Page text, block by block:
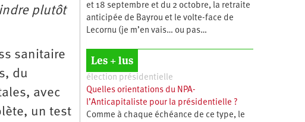
plutôt
sanitaire
du
avec
un test
et 18 septembre et du 2 octobre, la retraite
anticipée de Bayrou et le volte-face de
Lecornu (je m’en vais… ou pas…
Les + lus
élection présidentielle
Quelles orientations du NPA-
l’Anticapitaliste pour la présidentielle ?
Comme à chaque échéance de ce type, le